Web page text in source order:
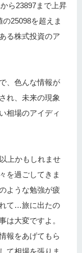
ら23897まで上昇
25098を超えま
る株式投資のア
、色んな情報が
れ、未来の現象
相場のアイディ
上かもしれませ
を過ごしてきま
ような勉強が疲
て…旅に出たの
は大変ですよ。
報をあげてもら
て相場を張りま